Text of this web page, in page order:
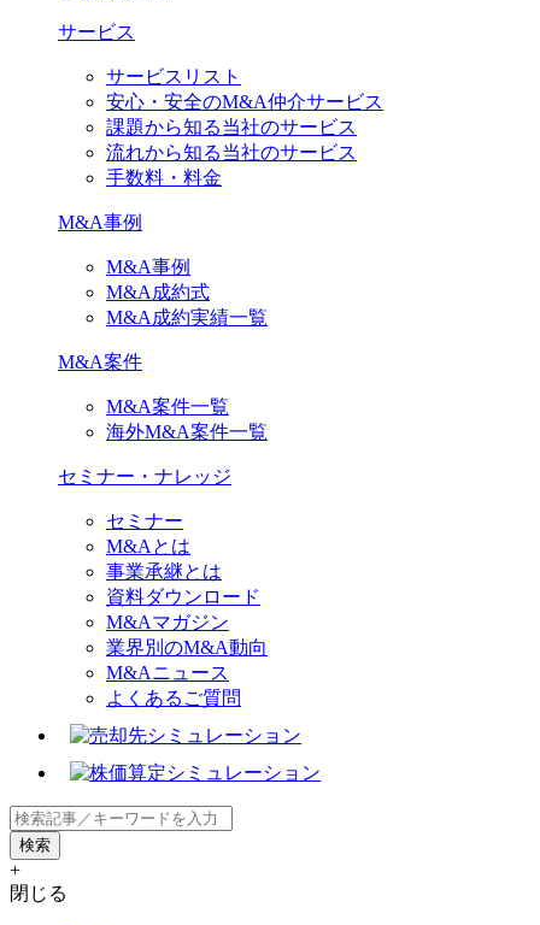
サービス
サービスリスト
安心・安全のM&A仲介サービス
課題から知る当社のサービス
流れから知る当社のサービス
手数料・料金
M&A事例
M&A事例
M&A成約式
M&A成約実績一覧
M&A案件
M&A案件一覧
海外M&A案件一覧
セミナー・ナレッジ
セミナー
M&Aとは
事業承継とは
資料ダウンロード
M&Aマガジン
業界別のM&A動向
M&Aニュース
よくあるご質問
+
閉じる